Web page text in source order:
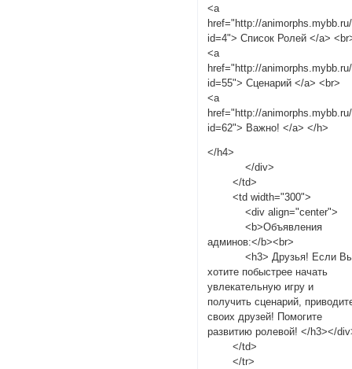
<a
href="http://
id=4"> Список Ролей </a>
<a
href="http://
id=55"> Сценарий </a> <br>
<a
href="http://
id=62"> Важно! </a> </h>
</h4>
</div>
</td>
<td width="300">
<div align="center">
<b>Объявления
админов:</b><br>
<h3> Друзья! Если
хотите побыстрее начать
увлекательную игру и
получить сценарий,
своих друзей! Помогите
развитию ролевой! </h3></
</td>
</tr>